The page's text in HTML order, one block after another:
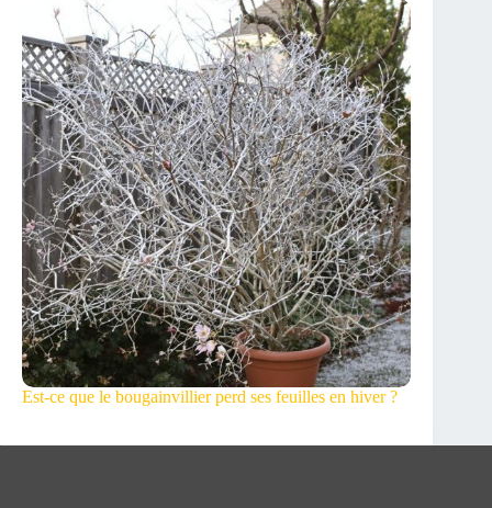
Est-ce que le bougainvillier perd ses feuilles en hiver ?